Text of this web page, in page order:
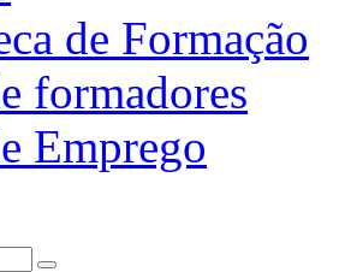
de Formação
formadores
Emprego